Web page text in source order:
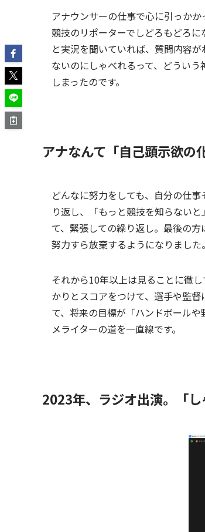
アナウンサーの仕事で心に引っか
競技のリポーターでしどろもどろ
と実況を聞いていれば、質問内容
ないのにしゃべれるって、どうい
しまったのです。
アナなんて「自己顕示欲の
どんなに努力をしても、自分の仕
り返し、「もっと競技を知らない
て、緊張しての繰り返し。最後の
努力すら放棄するようになりまし
それから10年以上は見ることに徹
かりとスコアをつけて、選手や監督
て、将来の目標が「ハンドボール
メライターの道を一直線です。
2023年、ラジオ出演。「し